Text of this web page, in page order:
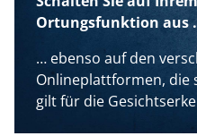
Ortungsfunktion aus
… ebenso auf den
Onlineplattformen, die
gilt für die